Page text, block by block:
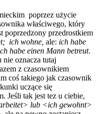
poprzez użycie
właściwego, który
poprzedzony przedrostkiem
ich wohne, ale: ich habe
habe einen Mann betreut.
nie oznacza tutaj
z czasownikiem
coś takiego jak czasownik
uczące się
Jeśli tak jest tez u ciebie,
lub <ich gewohnt>